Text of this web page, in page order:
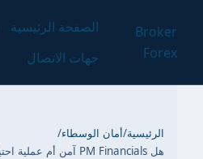
Broker
Forex
الصفحة الرئيسية
جهات الاتصال
الرئيسية/أمان الوسطاء/
هل PM Financials آمن أم عملية احتيال؟ تحليل تنظيمي معمّق